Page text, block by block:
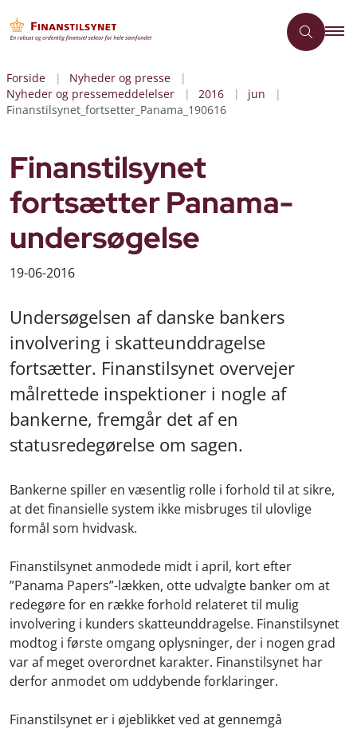
Forside
Nyheder og presse
Nyheder og pressemeddelelser
2016
jun
Finanstilsynet_fortsetter_Panama_190616
Finanstilsynet
fortsætter Panama-
undersøgelse
19-06-2016
Undersøgelsen af danske bankers
involvering i skatteunddragelse
fortsætter. Finanstilsynet overvejer
målrettede inspektioner i nogle af
bankerne, fremgår det af en
statusredegørelse om sagen.
Bankerne spiller en væsentlig rolle i forhold til at sikre,
at det finansielle system ikke misbruges til ulovlige
formål som hvidvask.
Finanstilsynet anmodede midt i april, kort efter
”Panama Papers”-lækken, otte udvalgte banker om at
redegøre for en række forhold relateret til mulig
involvering i kunders skatteunddragelse. Finanstilsynet
modtog i første omgang oplysninger, der i nogen grad
var af meget overordnet karakter. Finanstilsynet har
derfor anmodet om uddybende forklaringer.
Finanstilsynet er i øjeblikket ved at gennemgå